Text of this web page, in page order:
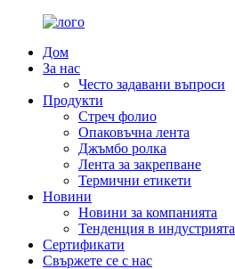
Дом
За нас
Често задавани въпроси
Продукти
Стреч фолио
Опаковъчна лента
Джъмбо ролка
Лента за закрепване
Термични етикети
Новини
Новини за компанията
Тенденция в индустрията
Сертификати
Свържете се с нас